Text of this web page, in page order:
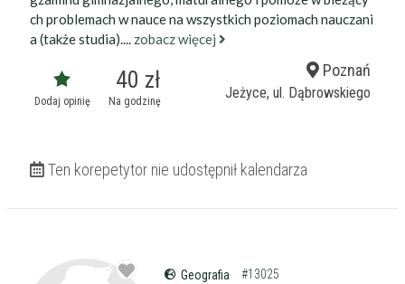
ch problemach w nauce na wszystkich poziomach nauczani
a (także studia).... zobacz więcej
Dodaj opinię
40 zł
Na godzinę
Poznań
Jeżyce, ul. Dąbrowskiego
Ten korepetytor nie udostępnił kalendarza
Geografia #13025